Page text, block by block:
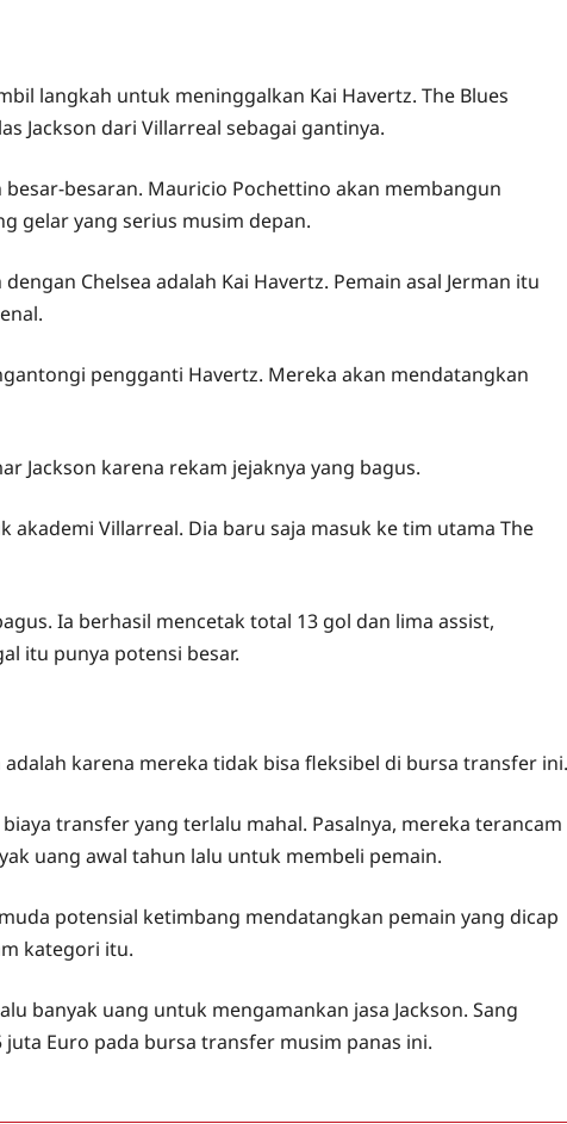
langkah untuk meninggalkan Kai Havertz. The Blues
Jackson dari Villarreal sebagai gantinya.
besaran. Mauricio Pochettino akan membangun
gelar yang serius musim depan.
Chelsea adalah Kai Havertz. Pemain asal Jerman itu
pengganti Havertz. Mereka akan mendatangkan
Jackson karena rekam jejaknya yang bagus.
Villarreal. Dia baru saja masuk ke tim utama The
Ia berhasil mencetak total 13 gol dan lima assist,
itu punya potensi besar.
karena mereka tidak bisa fleksibel di bursa transfer ini.
transfer yang terlalu mahal. Pasalnya, mereka terancam
uang awal tahun lalu untuk membeli pemain.
potensial ketimbang mendatangkan pemain yang dicap
kategori itu.
banyak uang untuk mengamankan jasa Jackson. Sang
Euro pada bursa transfer musim panas ini.